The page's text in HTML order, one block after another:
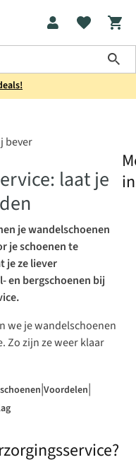
laat je
je wandelschoenen
je schoenen te
je ze liever
en bergschoenen bij
we je wandelschoenen
Zo zijn ze weer klaar
|Voordelen|